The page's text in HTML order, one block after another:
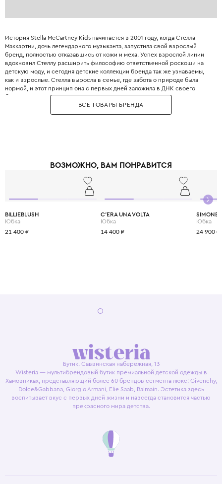
История Stella McCartney Kids начинается в 2001 году, когда Стелла
Маккартни, дочь легендарного музыканта, запустила свой взрослый
бренд, полностью отказавшись от кожи и меха. Успех взрослой линии
вдохновил Стеллу расширить философию ответственной роскоши на
детскую моду, и сегодня детские коллекции бренда так же узнаваемы,
как и взрослые. Стелла выросла в семье, где забота о природе была
нормой, и этот принцип она с первых дней заложила в ДНК своего
бренда. Бренд использует только инновационные экологичные
материалы: органический хлопок, переработанный полиэстер, вискозу
из вторичного сырья и запатентованные веганские материалы. Яркие
принципам slow fashion: каждая вещь остаётся актуальной не один
ВСЕ ТОВАРЫ БРЕНДА
ВОЗМОЖНО, ВАМ ПОНРАВИТСЯ
BILLIEBLUSH
Юбка
21 400 ₽
C'ERA UNA VOLTA
Юбка
14 400 ₽
Юбка
24 900 ₽
Бутик. Саввинская набережная, 13
Wisteria — мультибрендовый бутик премиальной детской одежды в
Хамовниках, представляющий более 60 брендов сегмента люкс: Givenchy,
Dolce&Gabbana, Giorgio Armani, Elie Saab, Balmain. Эстетика здесь
воспитывает вкус с первых дней жизни и навсегда становится частью
прекрасного мира детства.